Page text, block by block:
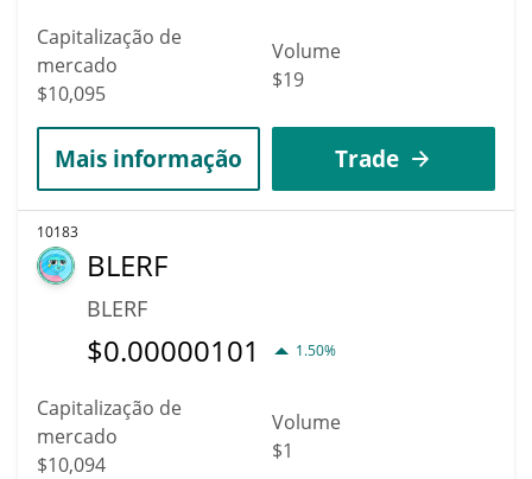
Capitalização de
mercado
$10,095
Volume
$19
Mais informação Trade
10183
BLERF
BLERF
$0.00000101 1.50%
Capitalização de
mercado
$10,094
Volume
$1